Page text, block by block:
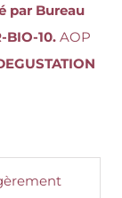
par Bureau
10.AOP